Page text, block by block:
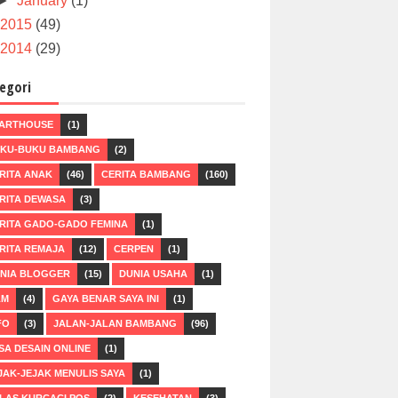
2015 (49)
2014 (29)
(1)
BUKU BAMBANG (2)
ANAK (46) CERITA BAMBANG (160)
DEWASA (3)
GADO-GADO FEMINA (1)
REMAJA (12) CERPEN (1)
BLOGGER (15) DUNIA USAHA (1)
(4) GAYA BENAR SAYA INI (1)
(3) JALAN-JALAN BAMBANG (96)
DESAIN ONLINE (1)
JEJAK MENULIS SAYA (1)